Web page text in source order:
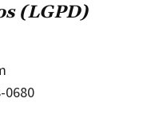
(LGPD)
0680